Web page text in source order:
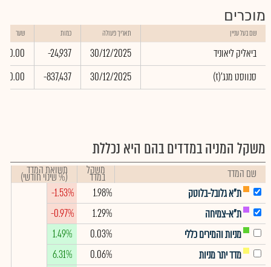
מוכרים
שם בעל עניין תאריך פעולה כמות שער
ביאליק ליאוניד 30/12/2025
-24,937
0.00
(סנווסט מנג'(ז
30/12/2025
-837,437
0.00
משקל המניה במדדים בהם היא נכללת
שם המדד משקל
במדד תשואת המדד
(% שינוי חודשי)
ת"א גלובל-בלוטק
1.98%
-1.53%
ת"א-צמיחה
1.29%
-0.97%
מניות והמירים כללי
0.03%
1.49%
מדד יתר מניות
0.06%
6.31%